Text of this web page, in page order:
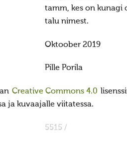
tamm, kes on kunagi
talu nimest.
Oktoober 2019
Pille Porila
Creative Commons 4.0
ja kuvaajalle viitatessa.
5515 /